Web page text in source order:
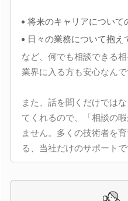
将来のキャリアについて
日々の業務について抱え
など、何でも相談できる
業界に入る方も安心なんで
また、話を聞くだけでは
てくれるので、「相談の
ません。多くの技術者を
る、当社だけのサポートで